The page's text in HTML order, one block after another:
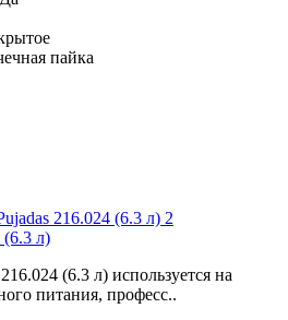
пайка
(6.3 л)
(6.3 л) используется на
питания, професс..